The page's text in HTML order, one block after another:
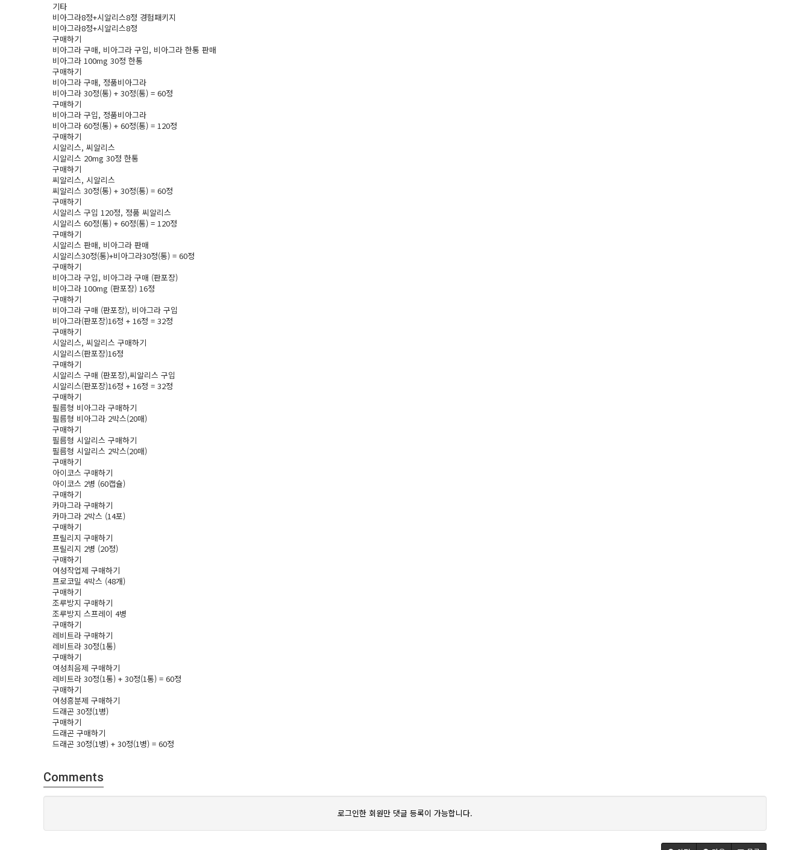
기타
비­아그라8정+시­알리스8정 경험패키지
비­아그라8정+시­알리스8정
구매하기
비­아그라 구매, 비­아그라 구입, 비­아그라 한통 판­매
비­아그라 100mg 30정 한통
구매하기
비­아그라 구매, 정품비­아그라
비­아그라 30정(통) + 30정(통) = 60정
구매하기
비­아그라 구입, 정품비­아그라
비­아그라 60정(통) + 60정(통) = 120정
구매하기
시­알리스, 씨­알리스
시­알리스 20mg 30정 한통
구매하기
씨­알리스, 시­알리스
씨­알리스 30정(통) + 30정(통) = 60정
구매하기
시­알리스 구입 120정, 정품 씨­알리스
시­알리스 60정(통) + 60정(통) = 120정
구매하기
시­알리스 판­매, 비­아그라 판­매
시­알리스30정(통)+비­아그라30정(통) = 60정
구매하기
비­아그라 구입, 비­아그라 구매 (판포장)
비­아그라 100mg (판포장) 16정
구매하기
비­아그라 구매 (판포장), 비­아그라 구입
비­아그라(판포장)16정 + 16정 = 32정
구매하기
시­알리스, 씨­알리스 구매하기
시­알리스(판포장)16정
구매하기
시­알리스 구매 (판포장),씨­알리스 구입
시­알리스(판포장)16정 + 16정 = 32정
구매하기
필름형 비­아그라 구매하기
필름형 비­아그라 2박스(20매)
구매하기
필름형 시­알리스 구매하기
필름형 시­알리스 2박스(20매)
구매하기
아이코스 구매하기
아이코스 2병 (60캡슐)
구매하기
카마그라 구매하기
카마그라 2박스 (14포)
구매하기
프릴리지 구매하기
프릴리지 2병 (20정)
구매하기
여성작업제 구매하기
프로코밀 4박스 (48개)
구매하기
조루방지 구매하기
조루방지 스프레이 4병
구매하기
레­비트라 구매하기
레­비트라 30정(1통)
구매하기
여성최음제 구매하기
레­비트라 30정(1통) + 30정(1통) = 60정
구매하기
여성흥­분제 구매하기
드래곤 30정(1병)
구매하기
드래곤 구매하기
드래곤 30정(1병) + 30정(1병) = 60정
Comments
로그인한 회원만 댓글 등록이 가능합니다.